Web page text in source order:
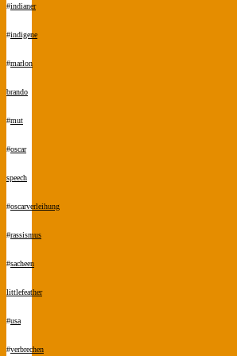
#indianer
#indigene
#marlon
brando
#mut
#oscar
speech
#oscarverleihung
#rassismus
#sacheen
littlefeather
#usa
#verbrechen